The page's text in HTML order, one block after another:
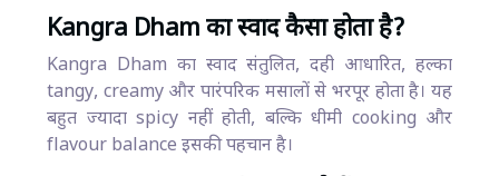
Kangra Dham का स्वाद कैसा होता है?
Kangra Dham का स्वाद संतुलित, दही आधारित, हल्का
tangy, creamy और पारंपरिक मसालों से भरपूर होता है। यह
बहुत ज्यादा spicy नहीं होती, बल्कि धीमी cooking और
flavour balance इसकी पहचान है।